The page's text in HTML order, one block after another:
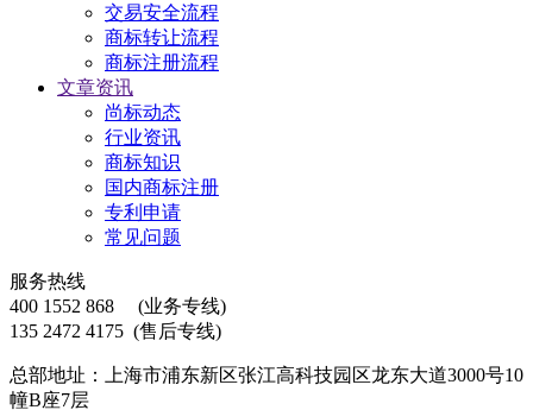
交易安全流程
商标转让流程
商标注册流程
文章资讯
尚标动态
行业资讯
商标知识
国内商标注册
专利申请
常见问题
服务热线
400 1552 868
(业务专线)
135 2472 4175 (售后专线)
总部地址：上海市浦东新区张江高科技园区龙东大道3000号10
幢B座7层